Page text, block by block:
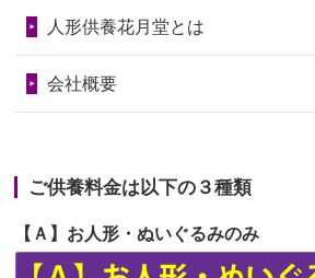
2026/06/24今は亡き両親が孫（私
句に贈って...
が伸びた時...
2026/06/22
娘の初めてのひな祭り
の祖父母か...
第68回人形供養祭令和6年3月
第65回人形供養祭令和5年11月
第64回人形供養祭令和5年9月21
人形供養花月堂とは
会社概要
ご供養料金は以下の３種類
【Ａ】お人形・ぬいぐるみのみ